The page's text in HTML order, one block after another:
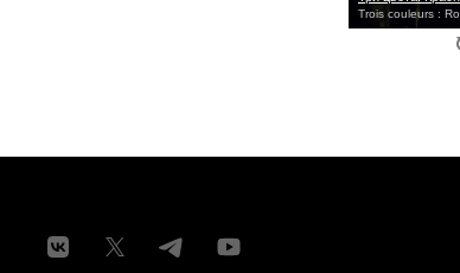
Trois couleurs :